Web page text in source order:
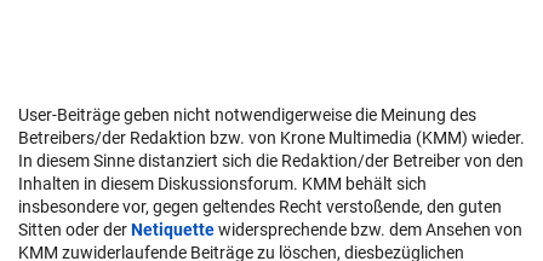
User-Beiträge geben nicht notwendigerweise die Meinung des
Betreibers/der Redaktion bzw. von Krone Multimedia (KMM) wieder.
In diesem Sinne distanziert sich die Redaktion/der Betreiber von den
Inhalten in diesem Diskussionsforum. KMM behält sich
insbesondere vor, gegen geltendes Recht verstoßende, den guten
Sitten oder derNetiquettewidersprechende bzw. dem Ansehen von
KMM zuwiderlaufende Beiträge zu löschen, diesbezüglichen